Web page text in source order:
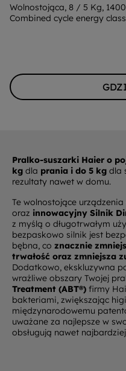
energii
Youreko.
Wolnostojąca, 8 / 5 Kg,
Combined cycle energy
Pralko-suszarki Haier o
kg dla prania i do 5 kg dla
rezultaty nawet w domu.
Te wolnostojące
oraz innowacyjny Silnik
z myślą o długotrwałym
bezpaskowo silnik jest
bębna, co znacznie
trwałość oraz zmniejsza
Dodatkowo, ekskluzywna
wrażliwe obszary Twojej
Treatment (ABT®) firmy
bakteriami, zwiększając
międzynarodowemu
uważane za najlepsze w
obsługują nawet